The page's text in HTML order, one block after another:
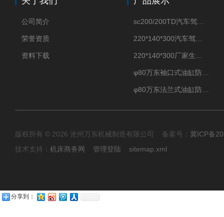
公司简介
荣誉资质
资料下载
版权所有 © 2026 沧州万东机械制造有限公司 备案号： 冀ICP备
技术支持： 机床商务网 管理登陆 sitemap.xml
分享到：